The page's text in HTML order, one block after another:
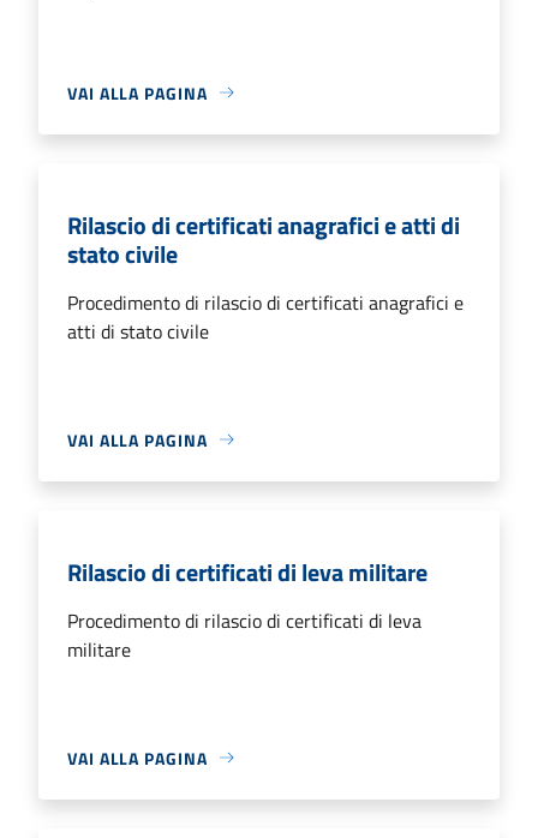
VAI ALLA PAGINA
Rilascio di certificati anagrafici e atti di
stato civile
Procedimento di rilascio di certificati anagrafici e
atti di stato civile
VAI ALLA PAGINA
Rilascio di certificati di leva militare
Procedimento di rilascio di certificati di leva
militare
VAI ALLA PAGINA